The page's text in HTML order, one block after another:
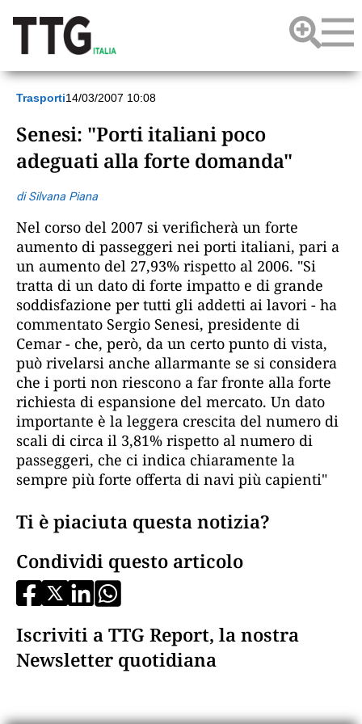
Trasporti14/03/2007 10:08
Senesi: "Porti italiani poco
adeguati alla forte domanda"
di Silvana Piana
Nel corso del 2007 si verificherà un forte
aumento di passeggeri nei porti italiani, pari a
un aumento del 27,93% rispetto al 2006. "Si
tratta di un dato di forte impatto e di grande
soddisfazione per tutti gli addetti ai lavori - ha
commentato Sergio Senesi, presidente di
Cemar - che, però, da un certo punto di vista,
può rivelarsi anche allarmante se si considera
che i porti non riescono a far fronte alla forte
richiesta di espansione del mercato. Un dato
importante è la leggera crescita del numero di
scali di circa il 3,81% rispetto al numero di
passeggeri, che ci indica chiaramente la
sempre più forte offerta di navi più capienti"
Ti è piaciuta questa notizia?
Condividi questo articolo
Iscriviti a TTG Report, la nostra
Newsletter quotidiana